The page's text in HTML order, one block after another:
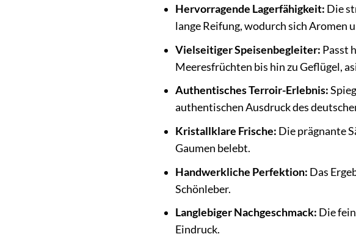
Hervorragende Lagerfähigkeit: Die
lange Reifung, wodurch sich
Vielseitiger Speisenbegleiter: Passt
Meeresfrüchten bis hin zu Geflügel,
Authentisches Terroir-Erlebnis:
authentischen Ausdruck des
Kristallklare Frische: Die prägnante
Gaumen belebt.
Handwerkliche Perfektion: Das
Schönleber.
Langlebiger Nachgeschmack: Die
Eindruck.